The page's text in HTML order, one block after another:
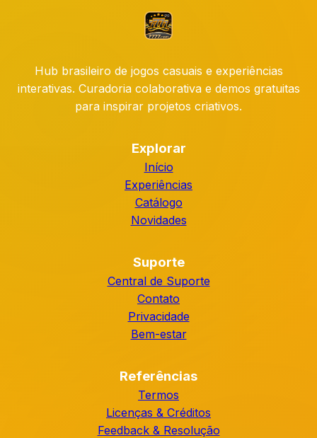
Hub brasileiro de jogos casuais e experiências
interativas. Curadoria colaborativa e demos gratuitas
para inspirar projetos criativos.
Explorar
Início
Experiências
Catálogo
Novidades
Suporte
Central de Suporte
Contato
Privacidade
Bem-estar
Referências
Termos
Licenças & Créditos
Feedback & Resolução